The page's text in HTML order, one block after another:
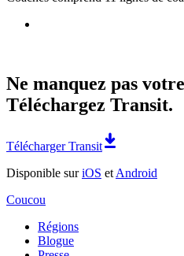
Ne manquez pas
Téléchargez Transit.
Télécharger Transit
Disponible suriOS et Android
Coucou
Régions
Blogue